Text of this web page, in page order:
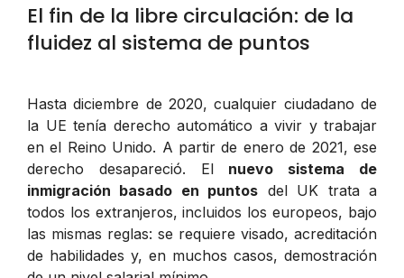
El fin de la libre circulación: de la
fluidez al sistema de puntos
Hasta diciembre de 2020, cualquier ciudadano de
la UE tenía derecho automático a vivir y trabajar
en el Reino Unido. A partir de enero de 2021, ese
derecho desapareció. El nuevo sistema de
inmigración basado en puntos del UK trata a
todos los extranjeros, incluidos los europeos, bajo
las mismas reglas: se requiere visado, acreditación
de habilidades y, en muchos casos, demostración